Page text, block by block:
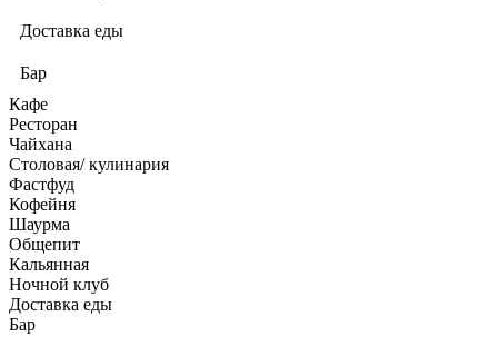
Доставка еды
Бар
Кафе
Ресторан
Чайхана
Столовая/ кулинария
Фастфуд
Кофейня
Шаурма
Общепит
Кальянная
Ночной клуб
Доставка еды
Бар